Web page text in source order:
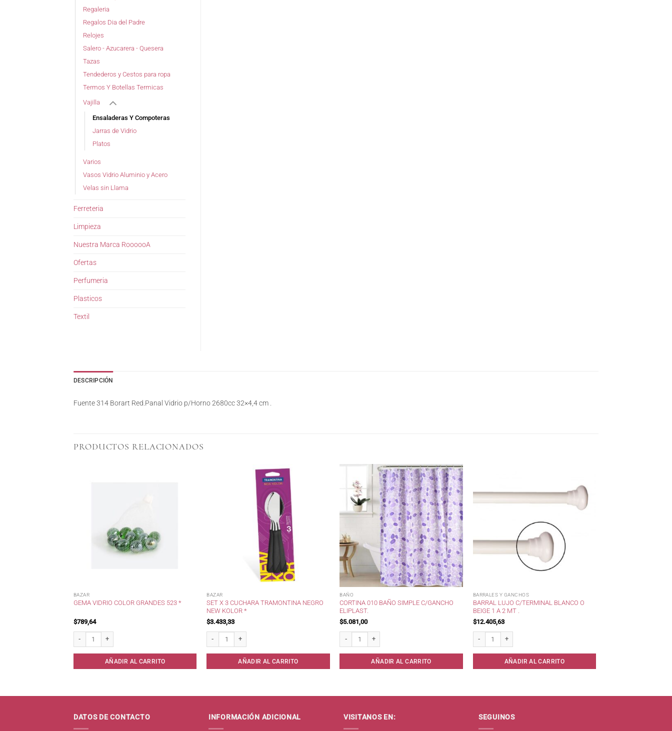
Regaleria
Regalos Dia del Padre
Relojes
Salero - Azucarera - Quesera
Tazas
Tendederos y Cestos para ropa
Termos Y Botellas Termicas
Vajilla
Ensaladeras Y Compoteras
Jarras de Vidrio
Platos
Varios
Vasos Vidrio Aluminio y Acero
Velas sin Llama
Ferreteria
Limpieza
Nuestra Marca RoooooA
Ofertas
Perfumeria
Plasticos
Textil
DESCRIPCIÓN
Fuente 314 Borart Red.Panal Vidrio p/Horno 2680cc 32×4,4 cm .
PRODUCTOS RELACIONADOS
BAZAR
GEMA VIDRIO COLOR GRANDES 523 *
$789,64
AÑADIR AL CARRITO
BAZAR
SET X 3 CUCHARA TRAMONTINA NEGRO
NEW KOLOR *
$3.433,33
AÑADIR AL CARRITO
BAÑO
CORTINA 010 BAÑO SIMPLE C/GANCHO
ELIPLAST.
$5.081,00
AÑADIR AL CARRITO
BARRALES Y GANCHOS
BARRAL LUJO C/TERMINAL BLANCO O
BEIGE 1 A 2 MT .
$12.405,63
AÑADIR AL CARRITO
DATOS DE CONTACTO INFORMACIÓN ADICIONAL VISITANOS EN: SEGUINOS